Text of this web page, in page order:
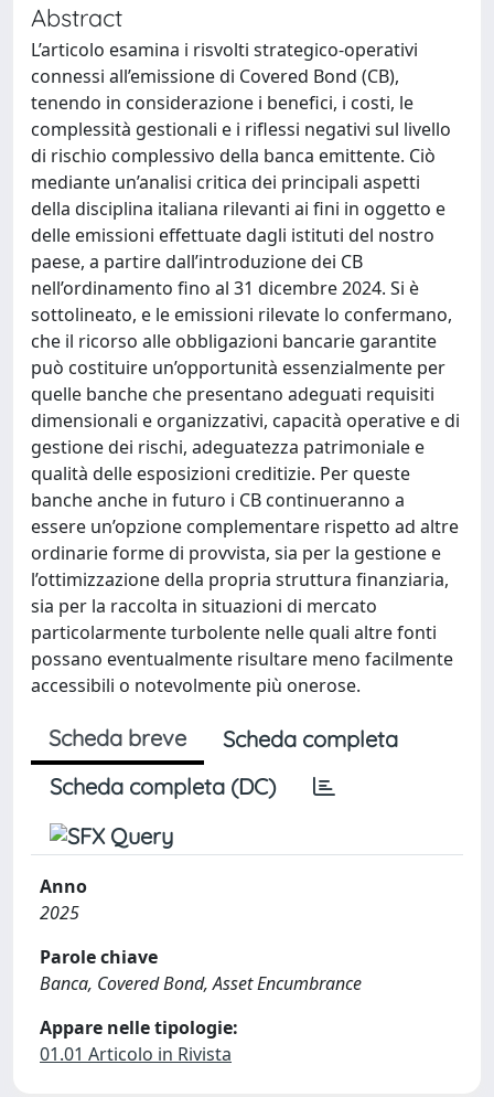
Abstract
L’articolo esamina i risvolti strategico-operativi
connessi all’emissione di Covered Bond (CB),
tenendo in considerazione i benefici, i costi, le
complessità gestionali e i riflessi negativi sul livello
di rischio complessivo della banca emittente. Ciò
mediante un’analisi critica dei principali aspetti
della disciplina italiana rilevanti ai fini in oggetto e
delle emissioni effettuate dagli istituti del nostro
paese, a partire dall’introduzione dei CB
nell’ordinamento fino al 31 dicembre 2024. Si è
sottolineato, e le emissioni rilevate lo confermano,
che il ricorso alle obbligazioni bancarie garantite
può costituire un’opportunità essenzialmente per
quelle banche che presentano adeguati requisiti
dimensionali e organizzativi, capacità operative e di
gestione dei rischi, adeguatezza patrimoniale e
qualità delle esposizioni creditizie. Per queste
banche anche in futuro i CB continueranno a
essere un’opzione complementare rispetto ad altre
ordinarie forme di provvista, sia per la gestione e
l’ottimizzazione della propria struttura finanziaria,
sia per la raccolta in situazioni di mercato
particolarmente turbolente nelle quali altre fonti
possano eventualmente risultare meno facilmente
accessibili o notevolmente più onerose.
Scheda breve
Scheda completa
Scheda completa (DC)
Anno
2025
Parole chiave
Banca, Covered Bond, Asset Encumbrance
Appare nelle tipologie:
01.01 Articolo in Rivista